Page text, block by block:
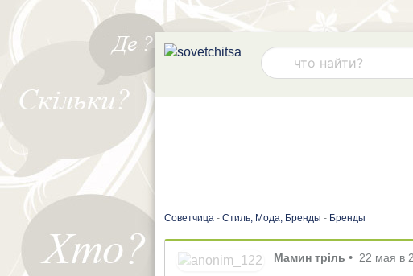
Советчица - Стиль, Мода, Бренды - Бренды
Мамин тріль • 22 мая в